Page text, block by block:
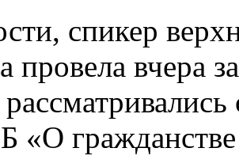
спикер
провела вчера
«О